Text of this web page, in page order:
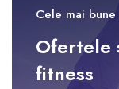
Cele mai
Ofertele
fitness